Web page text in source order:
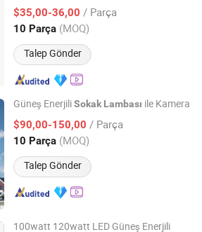
$35,00-36,00 / Parça
10 Parça (MOQ)
Talep Gönder
Fiyat 2013
Güneş EnerjiliSokak Lambası ile Kamera
$90,00-150,00 / Parça
10 Parça (MOQ)
Talep Gönder
Hongsheng New Energy
Fiyat 2026
100watt 120watt LED Güneş Enerjili